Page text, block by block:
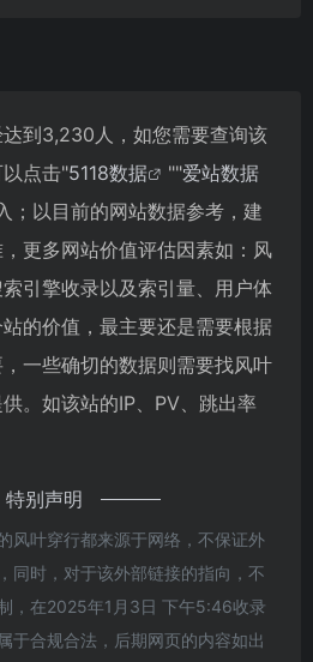
到3,230人，如您需要查询该
点击"5118数据 ""爱站数据
；以目前的网站数据参考，建
更多网站价值评估因素如：风
引擎收录以及索引量、用户体
的价值，最主要还是需要根据
一些确切的数据则需要找风叶
。如该站的IP、PV、跳出率
特别声明
风叶穿行都来源于网络，不保证外
同时，对于该外部链接的指向，不
，在2025年1月3日 下午5:46收录
于合规合法，后期网页的内容如出